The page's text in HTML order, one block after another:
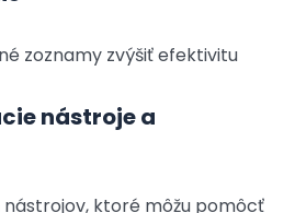
zoznamy zvýšiť efektivitu
nástroje a
ktoré môžu pomôcť